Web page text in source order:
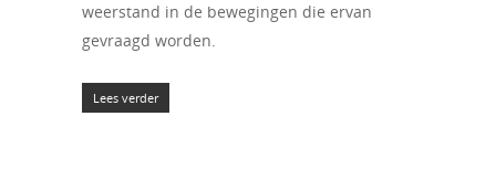
weerstand in de bewegingen die ervan
gevraagd worden.
Lees verder